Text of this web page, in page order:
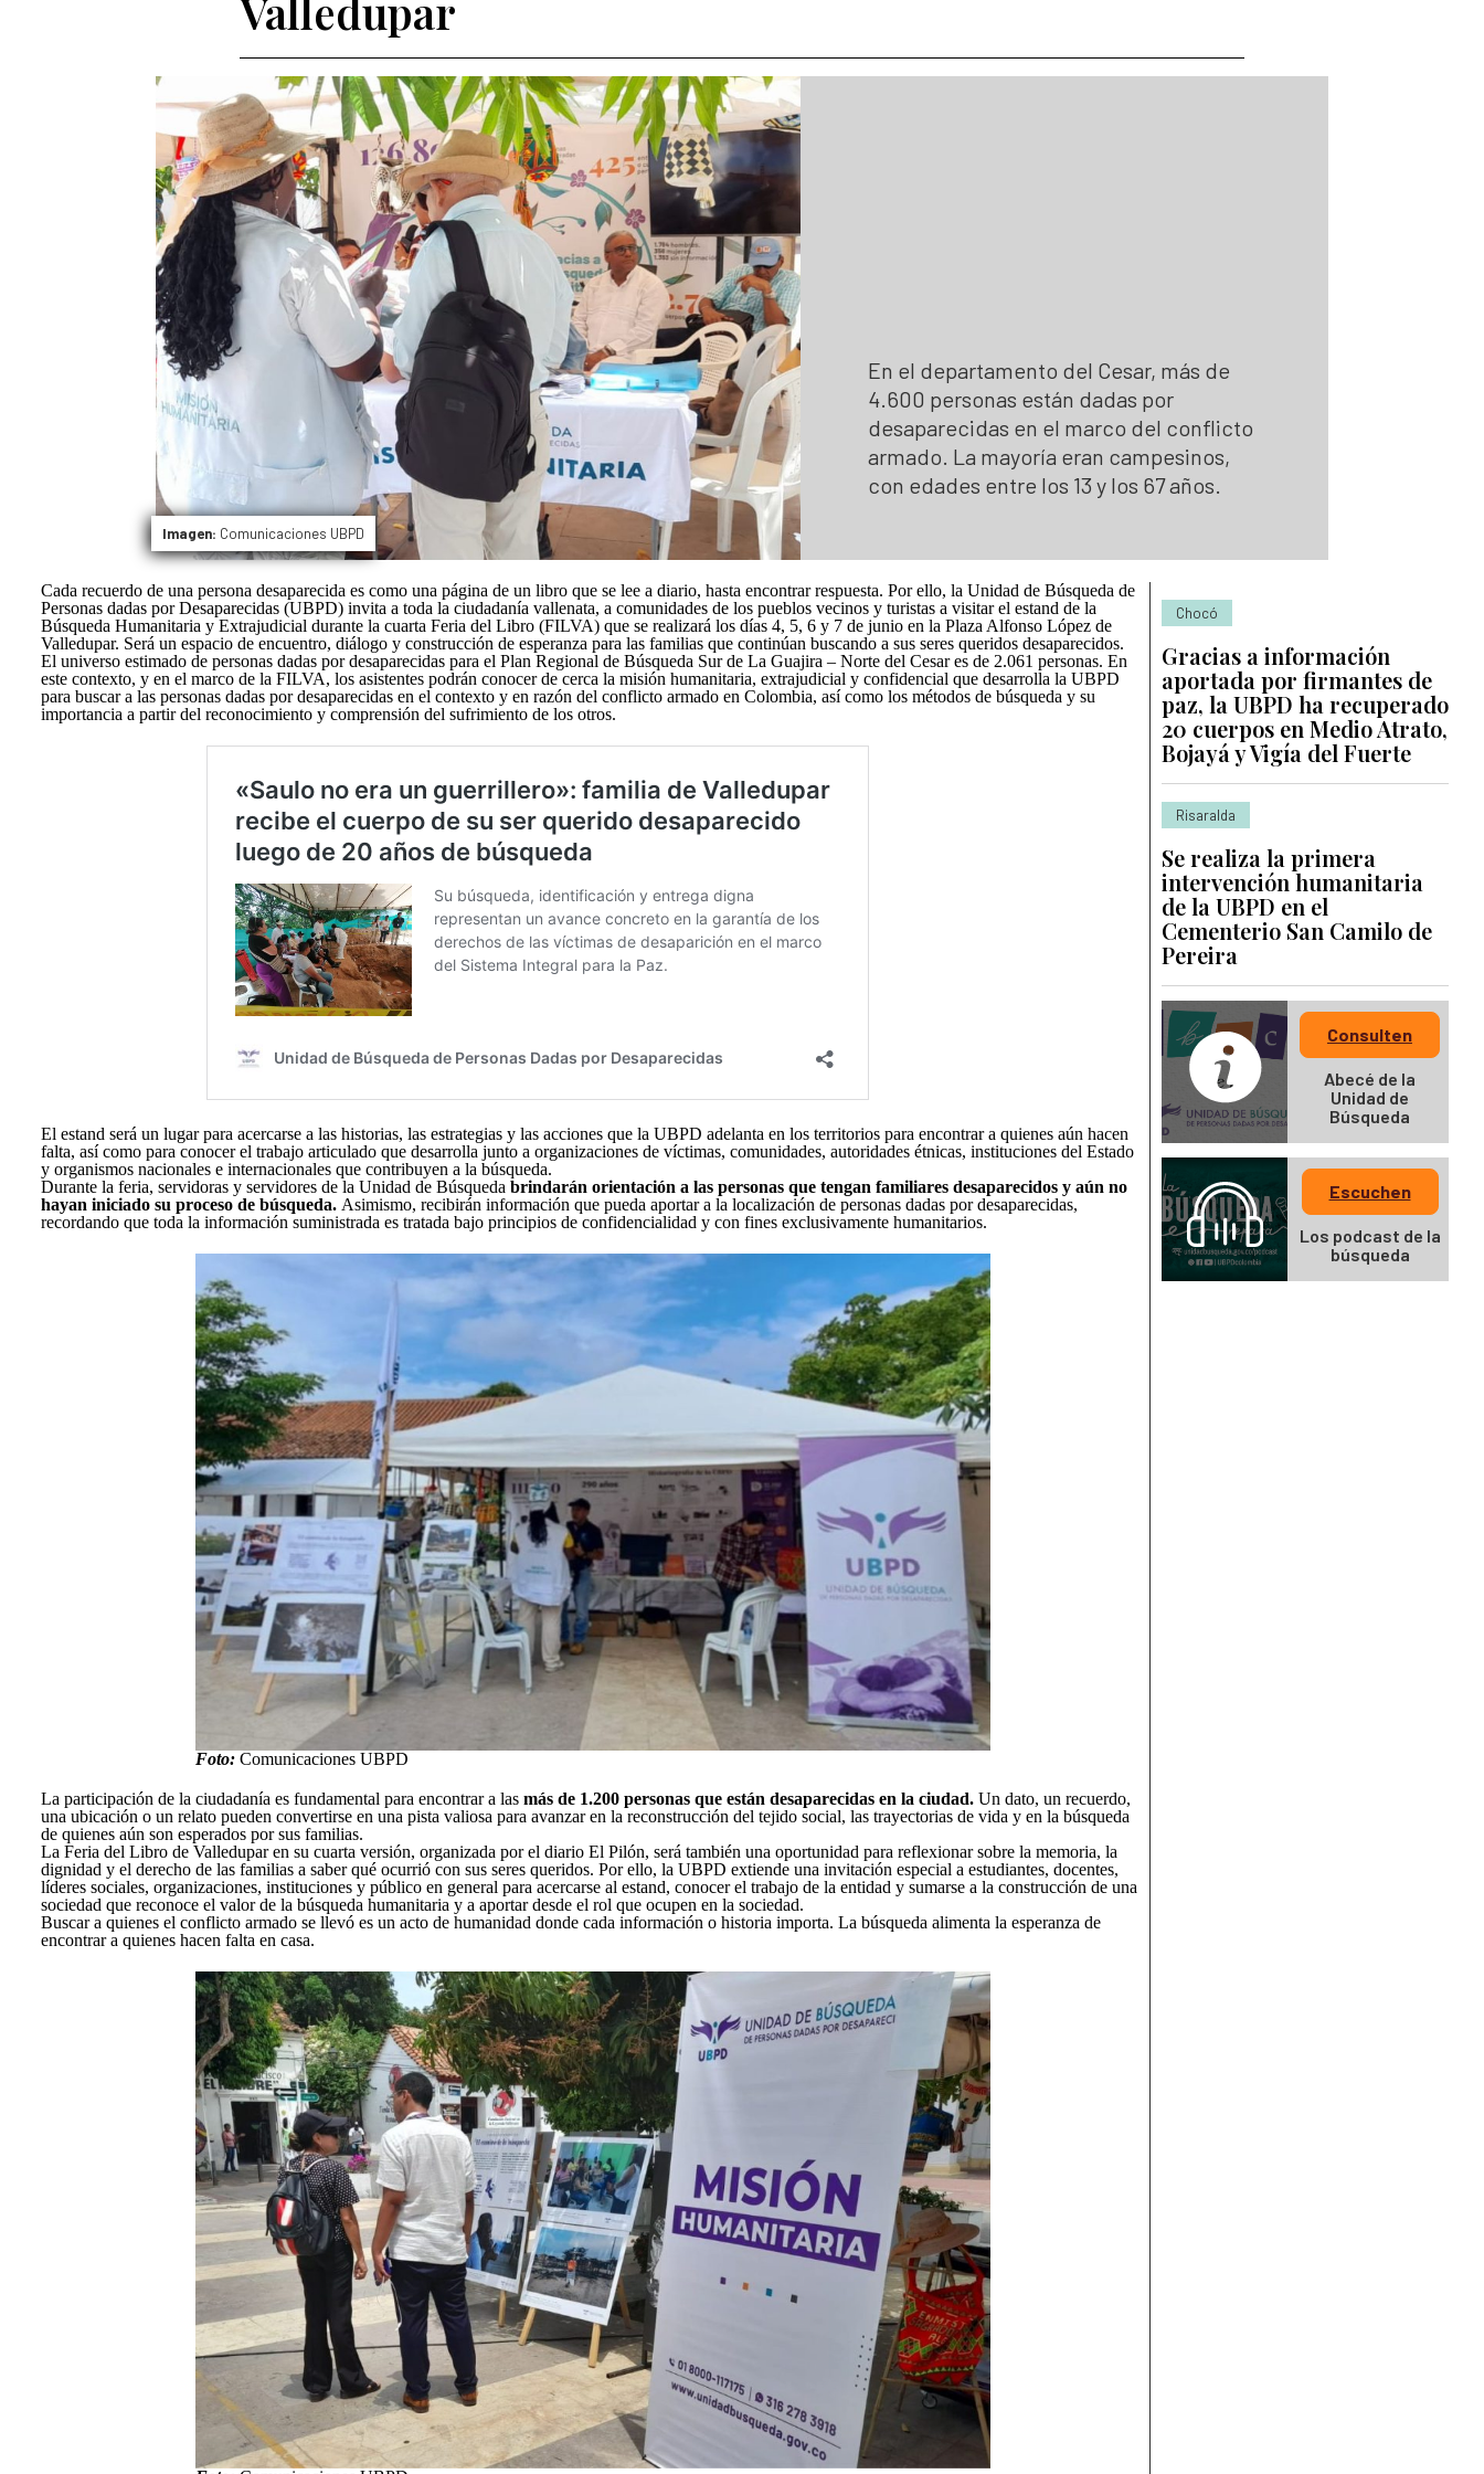
Entes y autoridades que vigilan
Otras entidades relacionadas
Banco de hojas de vida
Lineamientos de participación en la búsqueda
Ruta de participación en la búsqueda
Banco de Iniciativas – Red de Apoyo Operativo para la Búsqueda
Así avanzamos
Listado de personas dadas por desaparecidas
Mapa de lugares de interés forense para la búsqueda
Mapa de personas buscadoras según solicitudes de búsqueda
Valledupar
En el departamento del Cesar, más de
4.600 personas están dadas por
desaparecidas en el marco del conflicto
armado. La mayoría eran campesinos,
con edades entre los 13 y los 67 años.
Imagen: Comunicaciones UBPD
Cada recuerdo de una persona desaparecida es como una página de un libro que se lee a diario, hasta encontrar respuesta. Por ello, la Unidad de Búsqueda de
Personas dadas por Desaparecidas (UBPD) invita a toda la ciudadanía vallenata, a comunidades de los pueblos vecinos y turistas a visitar el estand de la
Búsqueda Humanitaria y Extrajudicial durante la cuarta Feria del Libro (FILVA) que se realizará los días 4, 5, 6 y 7 de junio en la Plaza Alfonso López de
Valledupar. Será un espacio de encuentro, diálogo y construcción de esperanza para las familias que continúan buscando a sus seres queridos desaparecidos.
El universo estimado de personas dadas por desaparecidas para el Plan Regional de Búsqueda Sur de La Guajira – Norte del Cesares de 2.061 personas. En
este contexto, y en el marco de la FILVA, los asistentes podrán conocer de cerca la misión humanitaria, extrajudicial y confidencial que desarrolla la UBPD
para buscar a las personas dadas por desaparecidas en el contexto y en razón del conflicto armado en Colombia, así como los métodos de búsqueda y su
importancia a partir del reconocimiento y comprensión del sufrimiento de los otros.
El estand será un lugar para acercarse a las historias, las estrategias y las acciones que la UBPD adelanta en los territorios para encontrar a quienes aún hacen
falta, así como para conocer el trabajo articulado que desarrolla junto a organizaciones de víctimas, comunidades, autoridades étnicas, instituciones del Estado
y organismos nacionales e internacionales que contribuyen a la búsqueda.
Durante la feria, servidoras y servidores de la Unidad de Búsqueda brindarán orientación a las personas que tengan familiares desaparecidos y aún no
hayan iniciado su proceso de búsqueda. Asimismo, recibirán información que pueda aportar a la localización de personas dadas por desaparecidas,
recordando que toda la información suministrada es tratada bajo principios de confidencialidad y con fines exclusivamente humanitarios.
Foto:Comunicaciones UBPD
La participación de la ciudadanía es fundamental para encontrar a las más de 1.200 personas que están desaparecidas en la ciudad.Un dato, un recuerdo,
una ubicación o un relato pueden convertirse en una pista valiosa para avanzar en la reconstrucción del tejido social, las trayectorias de vida y en la búsqueda
de quienes aún son esperados por sus familias.
La Feria del Libro de Valledupar en su cuarta versión, organizada por el diario El Pilón, será también una oportunidad para reflexionar sobre la memoria, la
dignidad y el derecho de las familias a saber qué ocurrió con sus seres queridos. Por ello, la UBPD extiende una invitación especial a estudiantes, docentes,
líderes sociales, organizaciones, instituciones y público en general para acercarse al estand, conocer el trabajo de la entidad y sumarse a la construcción de una
sociedad que reconoce el valor de la búsqueda humanitaria y a aportar desde el rol que ocupen en la sociedad.
Buscar a quienes el conflicto armado se llevó es un acto de humanidad donde cada información o historia importa. La búsqueda alimenta la esperanza de
encontrar a quienes hacen falta en casa.
Chocó
Gracias a información
aportada por firmantes de
paz, la UBPD ha recuperado
20 cuerpos en Medio Atrato,
Bojayá y Vigía del Fuerte
Risaralda
Se realiza la primera
intervención humanitaria
de la UBPD en el
Cementerio San Camilo de
Pereira
Consulten
Abecé de la
Unidad de
Búsqueda
Escuchen
Los podcast de la
búsqueda